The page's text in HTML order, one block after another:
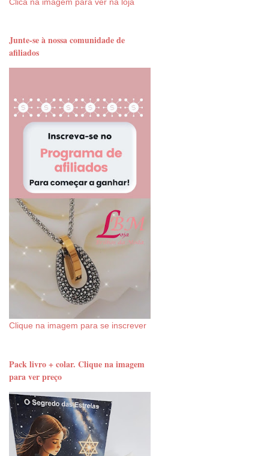
Junte-se à nossa comunidade de
afiliados
Clique na imagem para se inscrever
Pack livro + colar. Clique na imagem
para ver preço